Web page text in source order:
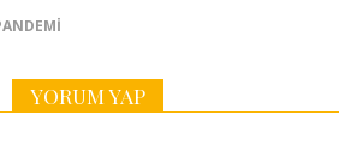
YORUM YAP